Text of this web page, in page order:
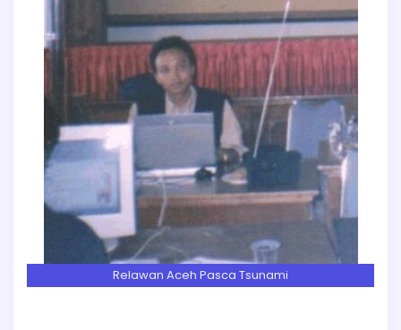
Relawan Aceh Pasca Tsunami